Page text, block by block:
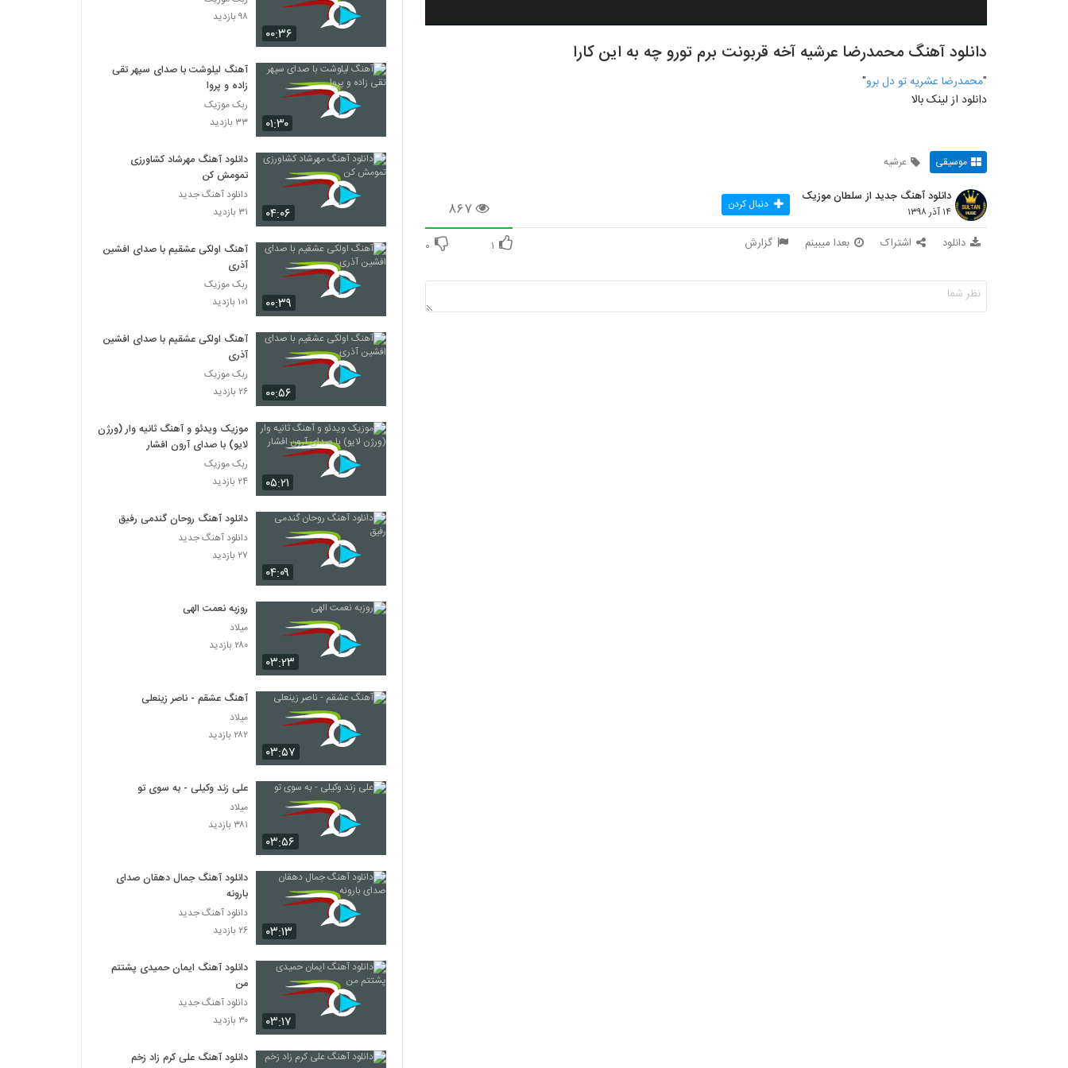
دانلود آهنگ محمدرضا عرشیه آخه قربونت برم تورو چه به این کارا
"محمدرضا عشریه تو دل برو"
دانلود از لینک بالا
موسیقی عرشیه
۸۶۷
دانلود آهنگ جدید از سلطان موزیک
۱۴ آذر ۱۳۹۸ دنبال کردن
دانلود اشتراک بعدا میبینم گزارش ۱ ۰
۰۰:۳۶
۹۸ بازدید
۰۱:۳۰
آهنگ لیلوشت با صدای سپهر تقی
زاده و پروا
ربک موزیک
۳۳ بازدید
۰۴:۰۶
دانلود آهنگ مهرشاد کشاورزی
تمومش کن
دانلود آهنگ جدید
۳۱ بازدید
۰۰:۳۹
آهنگ اولکی عشقیم با صدای افشین
آذری
ربک موزیک
۱۰۱ بازدید
۰۰:۵۶
آهنگ اولکی عشقیم با صدای افشین
آذری
ربک موزیک
۲۶ بازدید
۰۵:۲۱
موزیک ویدئو و آهنگ ثانیه وار (ورژن
لایو) با صدای آرون افشار
ربک موزیک
۲۴ بازدید
۰۴:۰۹
دانلود آهنگ روحان گندمی رفیق
دانلود آهنگ جدید
۲۷ بازدید
۰۳:۲۳
روزبه نعمت الهی
میلاد
۲۸۰ بازدید
۰۳:۵۷
آهنگ عشقم - ناصر زینعلی
میلاد
۲۸۲ بازدید
۰۳:۵۶
علی زند وکیلی - به سوی تو
میلاد
۳۸۱ بازدید
۰۳:۱۳
دانلود آهنگ جمال دهقان صدای
بارونه
دانلود آهنگ جدید
۲۶ بازدید
۰۳:۱۷
دانلود آهنگ ایمان حمیدی پشتتم
من
دانلود آهنگ جدید
۳۰ بازدید
دانلود آهنگ علی کرم زاد زخم